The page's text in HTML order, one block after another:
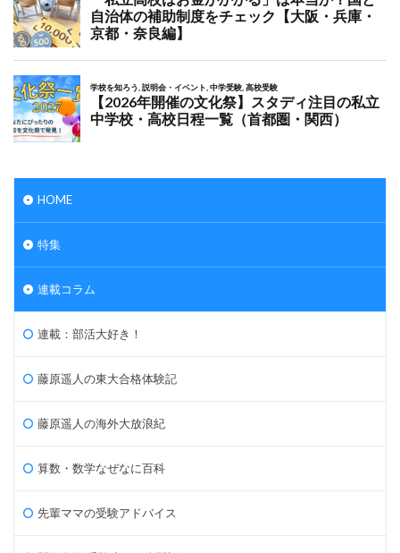
HOME
特集
連載コラム
連載：部活大好き！
藤原遥人の東大合格体験記
藤原遥人の海外大放浪紀
算数・数学なぜなに百科
先輩ママの受験アドバイス